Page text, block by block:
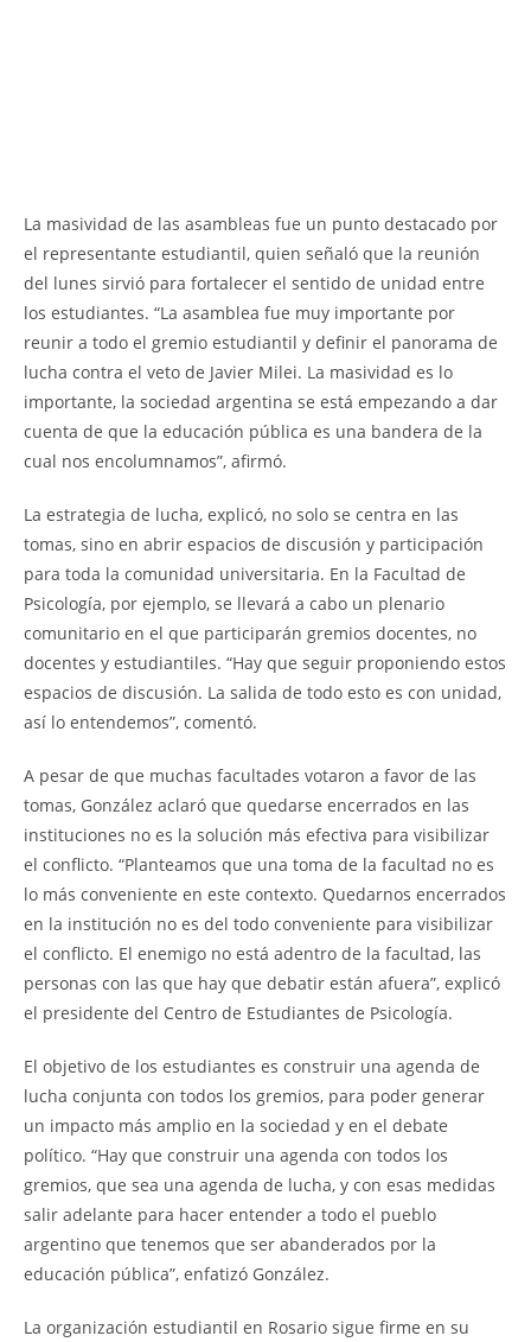
La masividad de las asambleas fue un punto destacado por
el representante estudiantil, quien señaló que la reunión
del lunes sirvió para fortalecer el sentido de unidad entre
los estudiantes. “La asamblea fue muy importante por
reunir a todo el gremio estudiantil y definir el panorama de
lucha contra el veto de Javier Milei. La masividad es lo
importante, la sociedad argentina se está empezando a dar
cuenta de que la educación pública es una bandera de la
cual nos encolumnamos”, afirmó.
La estrategia de lucha, explicó, no solo se centra en las
tomas, sino en abrir espacios de discusión y participación
para toda la comunidad universitaria. En la Facultad de
Psicología, por ejemplo, se llevará a cabo un plenario
comunitario en el que participarán gremios docentes, no
docentes y estudiantiles. “Hay que seguir proponiendo estos
espacios de discusión. La salida de todo esto es con unidad,
así lo entendemos”, comentó.
A pesar de que muchas facultades votaron a favor de las
tomas, González aclaró que quedarse encerrados en las
instituciones no es la solución más efectiva para visibilizar
el conflicto. “Planteamos que una toma de la facultad no es
lo más conveniente en este contexto. Quedarnos encerrados
en la institución no es del todo conveniente para visibilizar
el conflicto. El enemigo no está adentro de la facultad, las
personas con las que hay que debatir están afuera”, explicó
el presidente del Centro de Estudiantes de Psicología.
El objetivo de los estudiantes es construir una agenda de
lucha conjunta con todos los gremios, para poder generar
un impacto más amplio en la sociedad y en el debate
político. “Hay que construir una agenda con todos los
gremios, que sea una agenda de lucha, y con esas medidas
salir adelante para hacer entender a todo el pueblo
argentino que tenemos que ser abanderados por la
educación pública”, enfatizó González.
La organización estudiantil en Rosario sigue firme en su